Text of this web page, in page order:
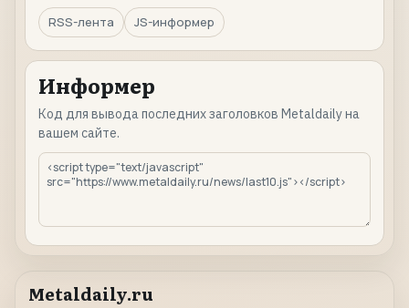
RSS-лента
JS-информер
Информер
Код для вывода последних заголовков Metaldaily на
вашем сайте.
Metaldaily.ru